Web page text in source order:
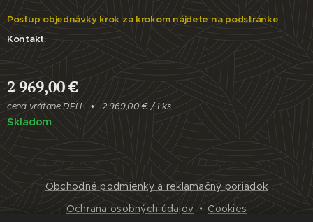
Postup objednávky krok za krokom nájdete na podstránke
Kontakt.
2 969,00€
cena vrátane DPH 2 969,00 € / 1 ks
Skladom
Obchodné podmienky a reklamačný poriadok
Ochrana osobných údajov
Cookies